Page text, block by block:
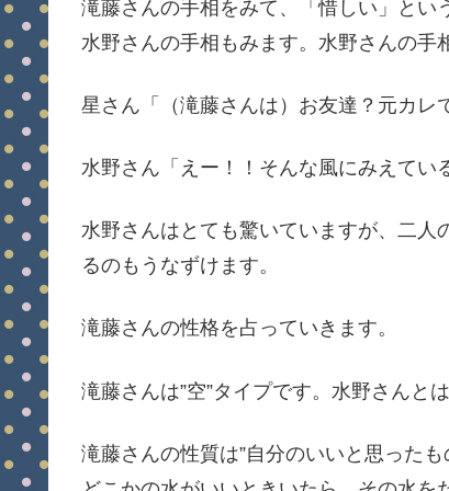
滝藤さんの手相をみて、「惜しい」とい
水野さんの手相もみます。水野さんの手
星さん「（滝藤さんは）お友達？元カレ
水野さん「えー！！そんな風にみえてい
水野さんはとても驚いていますが、二人
るのもうなずけます。
滝藤さんの性格を占っていきます。
滝藤さんは”空”タイプです。水野さんと
滝藤さんの性質は”自分のいいと思ったも